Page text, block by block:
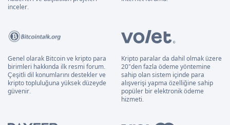
inceler.
Genel olarak Bitcoin ve kripto para
birimleri hakkında ilk resmi forum.
Çeşitli dil konumlarını destekler ve
kripto topluluğuna yüksek düzeyde
güvenir.
Kripto paralar da dahil olmak üzere
20"den fazla ödeme yöntemine
sahip olan sistem içinde para
alışverişi yapma özelliğine sahip
popüler bir elektronik ödeme
hizmeti.